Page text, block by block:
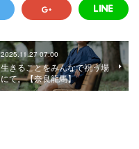
2025.11.27 07:00
生きることをみんなで祝う場
にて。【奈良龍馬】